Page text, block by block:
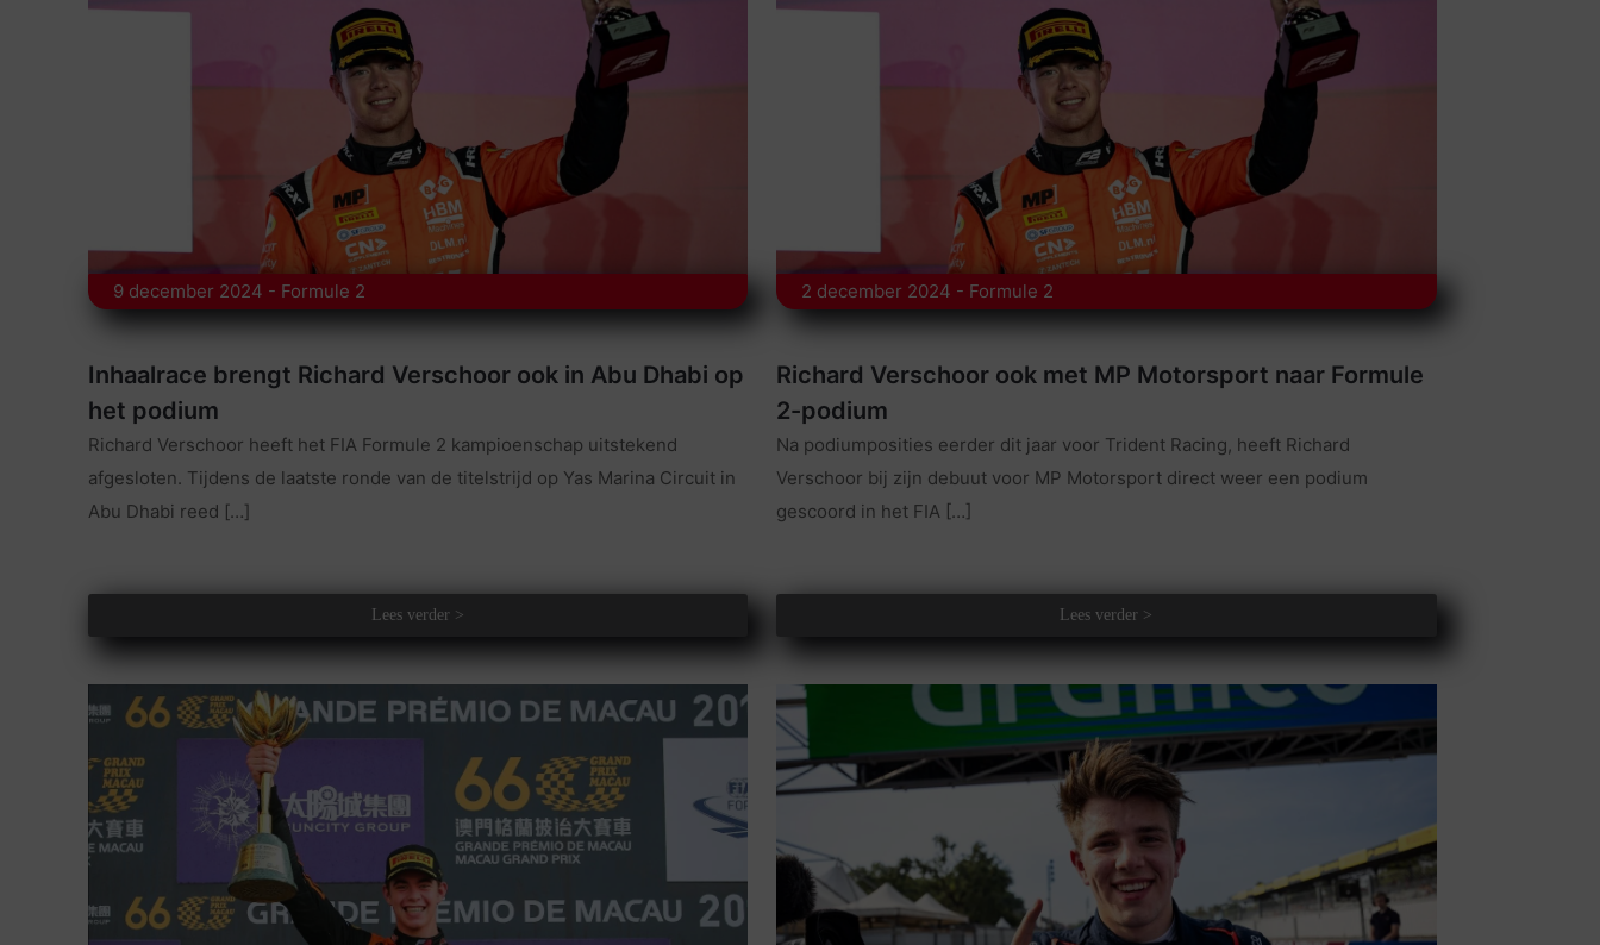
9 december 2024 - Formule 2
Inhaalrace brengt Richard Verschoor ook in Abu Dhabi op
het podium
Richard Verschoor heeft het FIA Formule 2 kampioenschap uitstekend
afgesloten. Tijdens de laatste ronde van de titelstrijd op Yas Marina Circuit in
Abu Dhabi reed […]
Lees verder >
2 december 2024 - Formule 2
Richard Verschoor ook met MP Motorsport naar Formule
2-podium
Na podiumposities eerder dit jaar voor Trident Racing, heeft Richard
Verschoor bij zijn debuut voor MP Motorsport direct weer een podium
gescoord in het FIA […]
Lees verder >